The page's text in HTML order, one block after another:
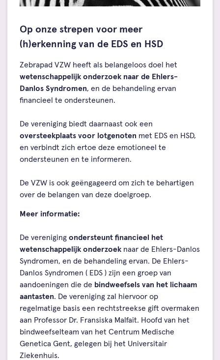
Op onze strepen voor meer
(h)erkenning van de EDS en HSD
Zebrapad VZW heeft als belangeloos doel het
wetenschappelijk onderzoek naar de Ehlers-
Danlos Syndromen, en de behandeling ervan
financieel te ondersteunen.
De vereniging biedt daarnaast ook een
oversteekplaats voor lotgenoten met EDS en HSD,
en verbindt zich ertoe deze emotioneel te
ondersteunen en te informeren.
De VZW is ook geëngageerd om zich te behartigen
over de belangen van deze doelgroep.
Meer informatie:
De vereniging ondersteunt financieel het
wetenschappelijk onderzoek naar de Ehlers-Danlos
Syndromen, en de behandeling ervan. De Ehlers-
Danlos Syndromen ( EDS ) zijn een groep van
aandoeningen die de bindweefsels van het lichaam
aantasten. De vereniging zal hiervoor op
regelmatige basis een rechtstreekse gift overmaken
aan Professor Dr. Fransiska Malfait. Hoofd van het
bindweefselteam van het Centrum Medische
Genetica Gent, gelegen bij het Universitair
Ziekenhuis.